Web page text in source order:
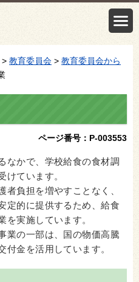
> 教育委員会 > 教育委員会から
ページ番号：P-003553
なかで、学校給食の食材調
けています。
者負担を増やすことなく、
定的に提供するため、給食
を実施しています。
業の一部は、国の物価高騰
付金を活用しています。